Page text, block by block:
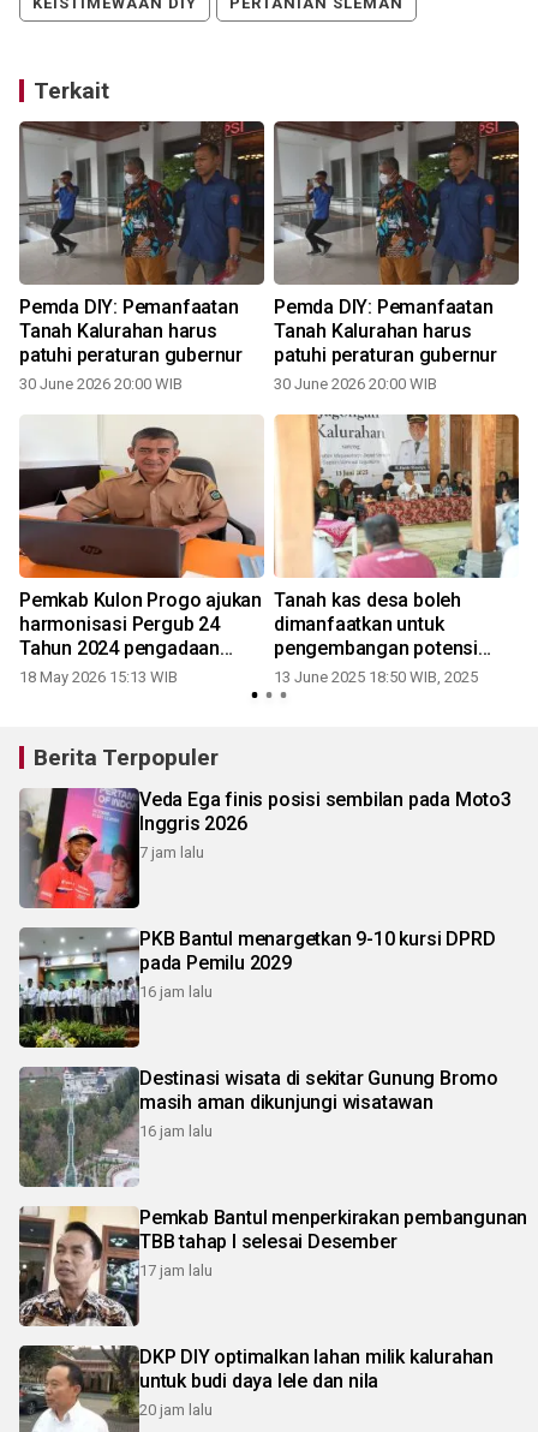
Terkait
Pemda DIY: Pemanfaatan
Tanah Kalurahan harus
patuhi peraturan gubernur
30 June 2026 20:00 WIB
Pemda DIY: Pemanfaatan
Tanah Kalurahan harus
patuhi peraturan gubernur
30 June 2026 20:00 WIB
Pemkab Kulon Progo ajukan
harmonisasi Pergub 24
Tahun 2024 pengadaan
tanah kas desa
18 May 2026 15:13 WIB
Tanah kas desa boleh
dimanfaatkan untuk
pengembangan potensi
desa
13 June 2025 18:50 WIB, 2025
Berita Terpopuler
Veda Ega finis posisi sembilan pada Moto3
Inggris 2026
7 jam lalu
PKB Bantul menargetkan 9-10 kursi DPRD
pada Pemilu 2029
16 jam lalu
Destinasi wisata di sekitar Gunung Bromo
masih aman dikunjungi wisatawan
16 jam lalu
Pemkab Bantul menperkirakan pembangunan
TBB tahap I selesai Desember
17 jam lalu
DKP DIY optimalkan lahan milik kalurahan
untuk budi daya lele dan nila
20 jam lalu